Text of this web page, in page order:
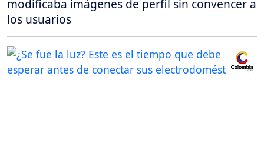
modificaba imágenes de perfil sin convencer a
los usuarios